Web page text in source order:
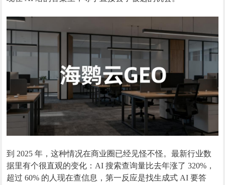
到 2025 年，这种情况在商业圈已经见怪不怪。最新行业数
据里有个很直观的变化：AI 搜索查询量比去年涨了 320%，
超过 60% 的人现在查信息，第一反应是找生成式 AI 要答